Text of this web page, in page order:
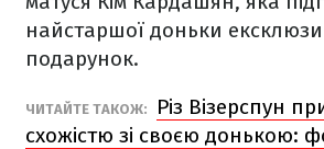
найстаршої доньки
подарунок.
ЧИТАЙТЕ ТАКОЖ:
Різ Візерспун
схожістю зі своєю донькою: